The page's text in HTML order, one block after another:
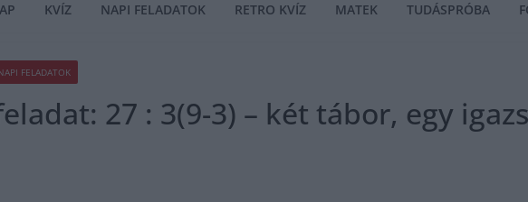
KVÍZ NAPI FELADATOK RETRO KVÍZ MATEK TUDÁSPRÓBA
FELADATOK
27 : 3(9-3) – két tábor, egy